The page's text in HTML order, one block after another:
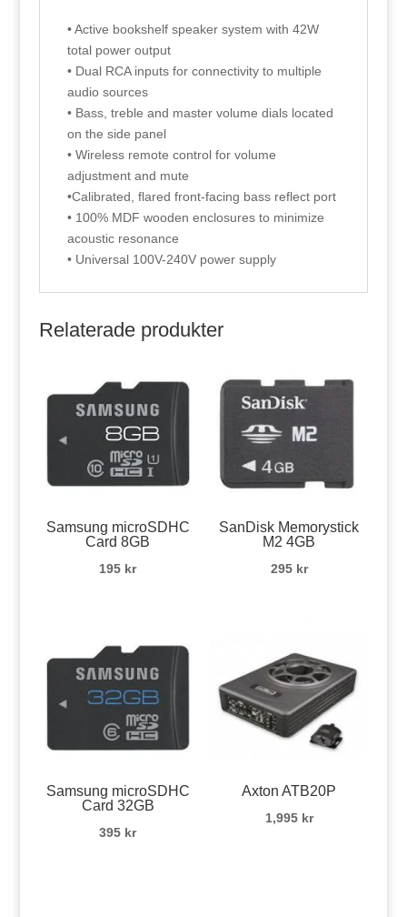
• Active bookshelf speaker system with 42W
total power output
• Dual RCA inputs for connectivity to multiple
audio sources
• Bass, treble and master volume dials located
on the side panel
• Wireless remote control for volume
adjustment and mute
•Calibrated, flared front-facing bass reflect port
• 100% MDF wooden enclosures to minimize
acoustic resonance
• Universal 100V-240V power supply
Relaterade produkter
Samsung microSDHC
Card 8GB
195 kr
SanDisk Memorystick
M2 4GB
295 kr
Samsung microSDHC
Card 32GB
395 kr
Axton ATB20P
1,995 kr